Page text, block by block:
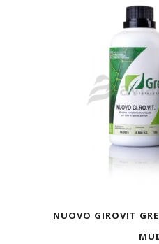
NUOVO GIROVIT